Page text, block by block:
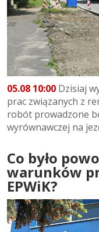
05.08 10:00 Dzisiaj
prac związanych z
robót prowadzone
wyrównawczej na
Co było
warunków
EPWiK?